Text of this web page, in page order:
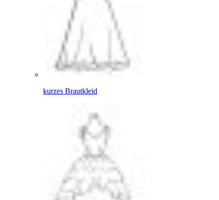
kurzes Brautkleid